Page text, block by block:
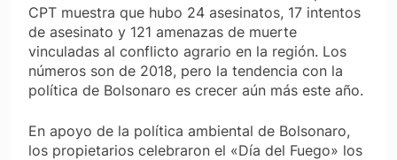
CPT muestra que hubo 24 asesinatos, 17 intentos
de asesinato y 121 amenazas de muerte
vinculadas al conflicto agrario en la región. Los
números son de 2018, pero la tendencia con la
política de Bolsonaro es crecer aún más este año.
En apoyo de la política ambiental de Bolsonaro,
los propietarios celebraron el «Día del Fuego» los